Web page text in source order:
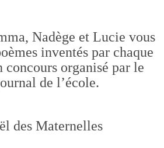
Nadège et Lucie vous
inventés par chaque
concours organisé par le
de l’école.
des Maternelles